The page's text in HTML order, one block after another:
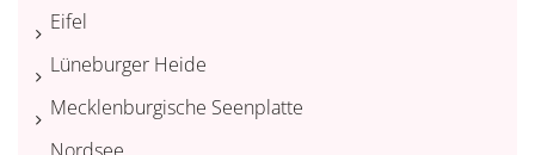
Eifel
Lüneburger Heide
Mecklenburgische Seenplatte